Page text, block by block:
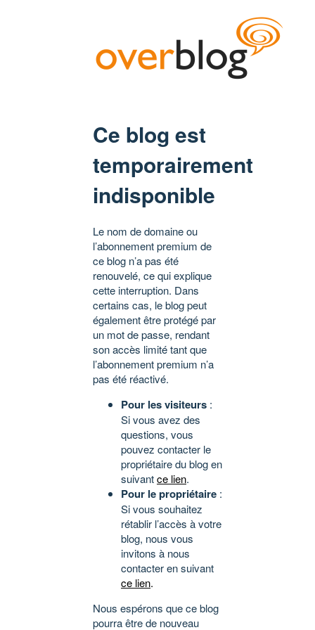
Ce blog est
temporairement
indisponible
Le nom de domaine ou
l’abonnement premium de
ce blog n’a pas été
renouvelé, ce qui explique
cette interruption. Dans
certains cas, le blog peut
également être protégé par
un mot de passe, rendant
son accès limité tant que
l’abonnement premium n’a
pas été réactivé.
Pour les visiteurs :
Si vous avez des
questions, vous
pouvez contacter le
propriétaire du blog en
suivantce lien.
Pour le propriétaire :
Si vous souhaitez
rétablir l’accès à votre
blog, nous vous
invitons à nous
contacter en suivant
ce lien.
Nous espérons que ce blog
pourra être de nouveau